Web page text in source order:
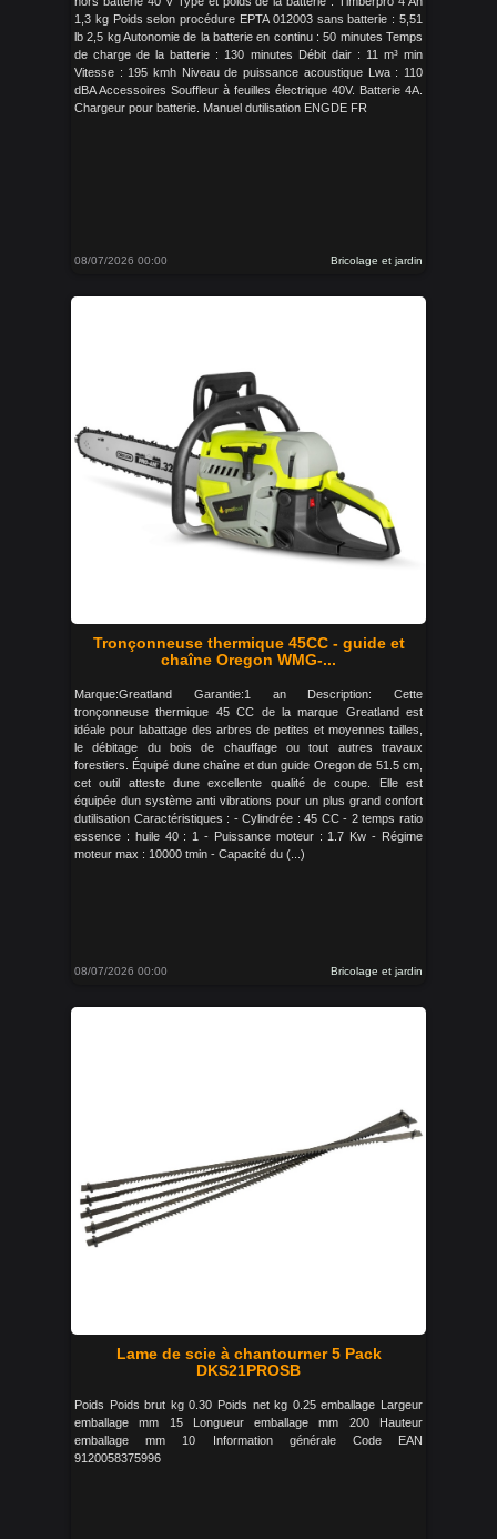
1,3 kg Poids selon procédure EPTA 012003 sans batterie : 5,51
lb 2,5 kg Autonomie de la batterie en continu : 50 minutes Temps
de charge de la batterie : 130 minutes Débit dair : 11 m³ min
Vitesse : 195 kmh Niveau de puissance acoustique Lwa : 110
dBA Accessoires Souffleur à feuilles électrique 40V. Batterie 4A.
Chargeur pour batterie. Manuel dutilisation ENGDE FR
08/07/2026 00:00 Bricolage et jardin
Tronçonneuse thermique 45CC - guide et
chaîne Oregon WMG-...
Marque:Greatland Garantie:1 an Description: Cette
tronçonneuse thermique 45 CC de la marque Greatland est
idéale pour labattage des arbres de petites et moyennes tailles,
le débitage du bois de chauffage ou tout autres travaux
forestiers. Équipé dune chaîne et dun guide Oregon de 51.5 cm,
cet outil atteste dune excellente qualité de coupe. Elle est
équipée dun système anti vibrations pour un plus grand confort
dutilisation Caractéristiques : - Cylindrée : 45 CC - 2 temps ratio
essence : huile 40 : 1 - Puissance moteur : 1.7 Kw - Régime
moteur max : 10000 tmin - Capacité du (...)
08/07/2026 00:00 Bricolage et jardin
Lame de scie à chantourner 5 Pack
DKS21PROSB
Poids Poids brut kg 0.30 Poids net kg 0.25 emballage Largeur
emballage mm 15 Longueur emballage mm 200 Hauteur
emballage mm 10 Information générale Code EAN
9120058375996